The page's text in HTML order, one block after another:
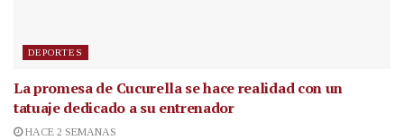
DEPORTES
La promesa de Cucurella se hace realidad con un
tatuaje dedicado a su entrenador
HACE 2 SEMANAS